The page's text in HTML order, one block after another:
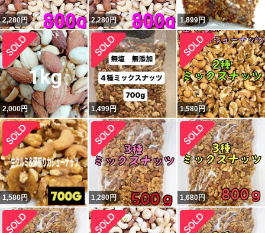
2,280円 2,280円 1,899円
2,000円 1,499円 1,580円
1,580円 1,280円 1,680円